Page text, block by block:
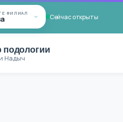
ФИЛИАЛ Сейчас открыты
подологии
Надыч